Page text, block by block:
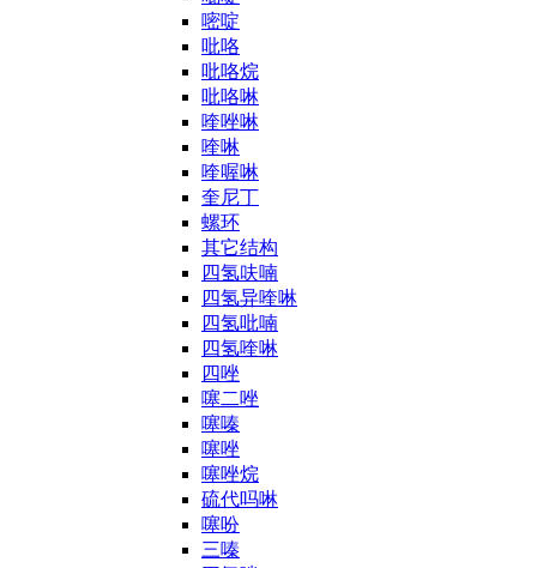
嘧啶
吡咯
吡咯烷
吡咯啉
喹唑啉
喹啉
喹喔啉
奎尼丁
螺环
其它结构
四氢呋喃
四氢异喹啉
四氢吡喃
四氢喹啉
四唑
噻二唑
噻嗪
噻唑
噻唑烷
硫代吗啉
噻吩
三嗪